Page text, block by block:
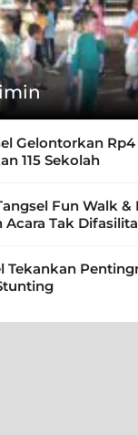
Gelontorkan
115 Sekolah
Fun Walk &
Acara Tak
Tekankan